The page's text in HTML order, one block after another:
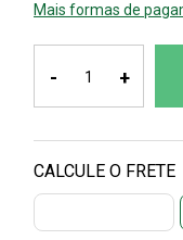
Mais formas de
- +